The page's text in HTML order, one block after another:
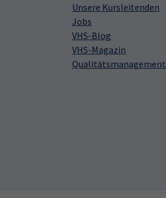
Unsere Kursleitenden
Jobs
VHS-Blog
VHS-Magazin
Qualitätsmanagement